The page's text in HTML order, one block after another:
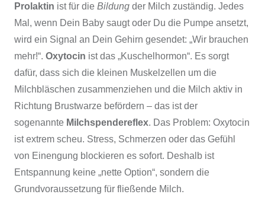
Prolaktin ist für die Bildung der Milch zuständig. Jedes
Mal, wenn Dein Baby saugt oder Du die Pumpe ansetzt,
wird ein Signal an Dein Gehirn gesendet: „Wir brauchen
mehr!“. Oxytocin ist das „Kuschelhormon“. Es sorgt
dafür, dass sich die kleinen Muskelzellen um die
Milchbläschen zusammenziehen und die Milch aktiv in
Richtung Brustwarze befördern – das ist der
sogenannte Milchspendereflex. Das Problem: Oxytocin
ist extrem scheu. Stress, Schmerzen oder das Gefühl
von Einengung blockieren es sofort. Deshalb ist
Entspannung keine „nette Option“, sondern die
Grundvoraussetzung für fließende Milch.